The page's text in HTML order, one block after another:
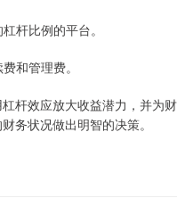
杆比例的平台。
和管理费。
杆效应放大收益潜力，并为
务状况做出明智的决策。